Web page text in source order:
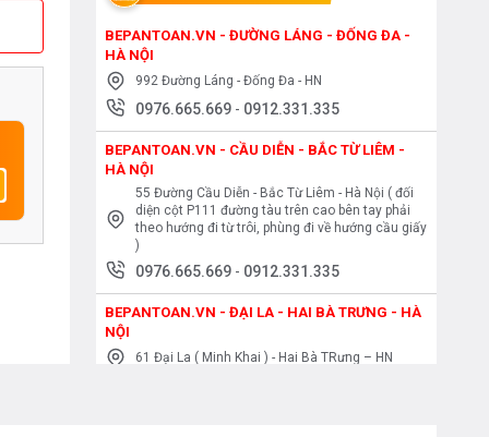
BEPANTOAN.VN - ĐƯỜNG LÁNG - ĐỐNG ĐA -
HÀ NỘI
992 Đường Láng - Đống Đa - HN
0976.665.669 - 0912.331.335
BEPANTOAN.VN - CẦU DIỄN - BẮC TỪ LIÊM -
HÀ NỘI
55 Đường Cầu Diễn - Bắc Từ Liêm - Hà Nội ( đối
diện cột P111 đường tàu trên cao bên tay phải
theo hướng đi từ trôi, phùng đi về hướng cầu giấy
)
0976.665.669 - 0912.331.335
BEPANTOAN.VN - ĐẠI LA - HAI BÀ TRƯNG - HÀ
NỘI
61 Đại La ( Minh Khai ) - Hai Bà TRưng – HN